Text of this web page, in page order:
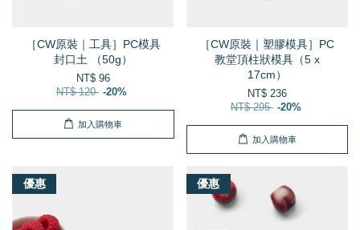
［CW原裝｜工具］PC模具
封口土 （50g）
NT$ 96
NT$ 120 -20%
加入購物車
［CW原裝｜塑膠模具］PC
教堂頂柱狀模具（5 x
17cm）
NT$ 236
NT$ 295 -20%
加入購物車
優惠 優惠